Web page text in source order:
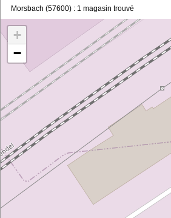
Morsbach (57600) : 1 magasin trouvé
+
−